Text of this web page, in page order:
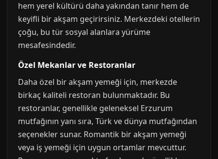
hem yerel kültürü daha yakından tanır hem de
keyifli bir akşam geçirirsiniz. Merkezdeki otellerin
çoğu, bu tür sosyal alanlara yürüme
mesafesindedir.
Özel Mekanlar ve Restoranlar
Daha özel bir akşam yemeği için, merkezde
birkaç kaliteli restoran bulunmaktadır. Bu
restoranlar, genellikle geleneksel Erzurum
mutfağının yanı sıra, Türk ve dünya mutfağından
seçenekler sunar. Romantik bir akşam yemeği
veya iş yemeği için uygun ortamlar mevcuttur.